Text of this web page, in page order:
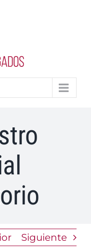
Siguiente